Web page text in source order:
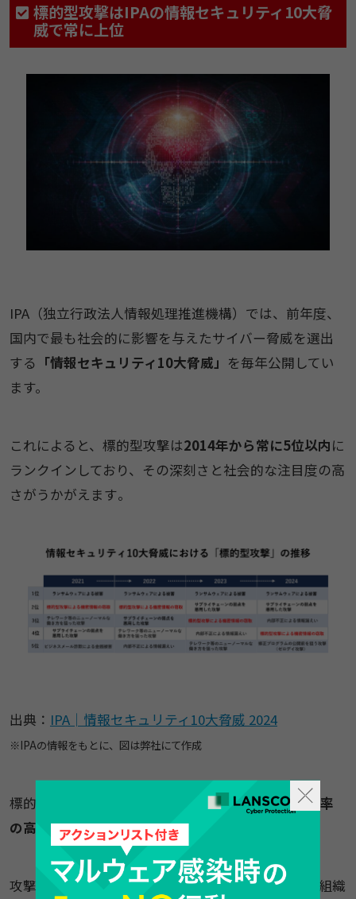
​​標的型攻撃はIPAの情報セキュリティ10大脅
威で常に上​​位​
​​IPA（独立行政法人情報処理推進機構）​では、前年度、
国内で最も社会的に影響を与えたサイバー脅威を選出
する 「情報セキュリティ10大脅威」 を毎年公開してい
ます。
これによると、​標的型攻撃​は​2014年から常に5位以内​​に
ランクインしており、その深刻さと社会的な注目度の高
さ​がうかがえます​。​
​​出典：​ IPA│情報セキュリティ10大脅威 2024
​​※IPAの情報をもとに、図は弊社にて作成
標的型攻撃の危険性は、先述の通りその​​「攻撃成功率
の高さ」​​にあります。​
​​攻撃者は、​従業員のSNSや企業のホームページから組織